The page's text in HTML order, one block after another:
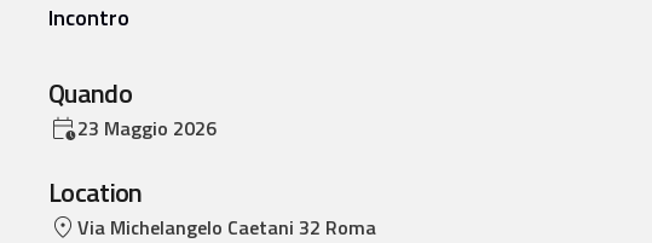
Incontro
Quando
23 Maggio 2026
Location
Via Michelangelo Caetani 32 Roma